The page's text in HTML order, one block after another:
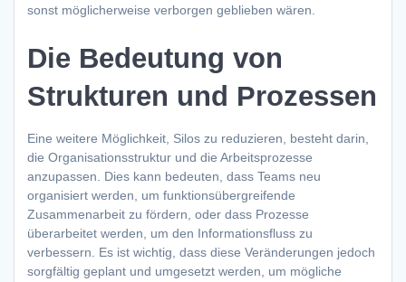
sonst möglicherweise verborgen geblieben wären.
Die Bedeutung von
Strukturen und Prozessen
Eine weitere Möglichkeit, Silos zu reduzieren, besteht darin,
die Organisationsstruktur und die Arbeitsprozesse
anzupassen. Dies kann bedeuten, dass Teams neu
organisiert werden, um funktionsübergreifende
Zusammenarbeit zu fördern, oder dass Prozesse
überarbeitet werden, um den Informationsfluss zu
verbessern. Es ist wichtig, dass diese Veränderungen jedoch
sorgfältig geplant und umgesetzt werden, um mögliche